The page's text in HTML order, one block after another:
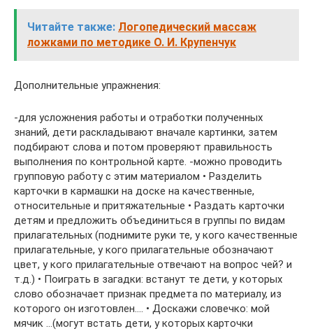
Читайте также: Логопедический массаж
ложками по методике О. И. Крупенчук
Дополнительные упражнения:
-для усложнения работы и отработки полученных
знаний, дети раскладывают вначале картинки, затем
подбирают слова и потом проверяют правильность
выполнения по контрольной карте. -можно проводить
групповую работу с этим материалом • Разделить
карточки в кармашки на доске на качественные,
относительные и притяжательные • Раздать карточки
детям и предложить объединиться в группы по видам
прилагательных (поднимите руки те, у кого качественные
прилагательные, у кого прилагательные обозначают
цвет, у кого прилагательные отвечают на вопрос чей? и
т.д.) • Поиграть в загадки: встанут те дети, у которых
слово обозначает признак предмета по материалу, из
которого он изготовлен…. • Доскажи словечко: мой
мячик …(могут встать дети, у которых карточки